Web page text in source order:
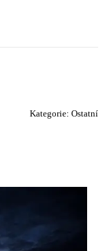
Kategorie: Ostatní